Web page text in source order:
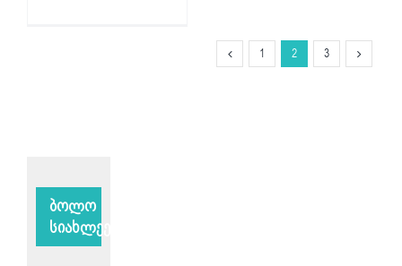
1 2 3
ბოლო
სიახლეები